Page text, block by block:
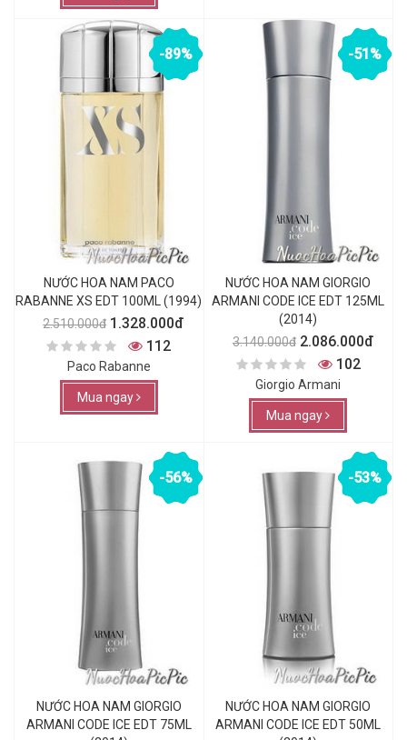
-89%
NƯỚC HOA NAM PACO
RABANNE XS EDT 100ML (1994)
2.510.000đ 1.328.000đ
112
Paco Rabanne
Mua ngay
-51%
NƯỚC HOA NAM GIORGIO
ARMANI CODE ICE EDT 125ML
(2014)
3.140.000đ 2.086.000đ
102
Giorgio Armani
Mua ngay
-56%
NƯỚC HOA NAM GIORGIO
ARMANI CODE ICE EDT 75ML
-53%
NƯỚC HOA NAM GIORGIO
ARMANI CODE ICE EDT 50ML